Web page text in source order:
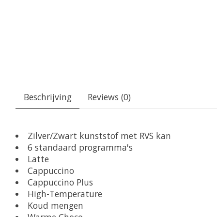
Beschrijving Reviews (0)
Zilver/Zwart kunststof met RVS kan
6 standaard programma's
Latte
Cappuccino
Cappuccino Plus
High-Temperature
Koud mengen